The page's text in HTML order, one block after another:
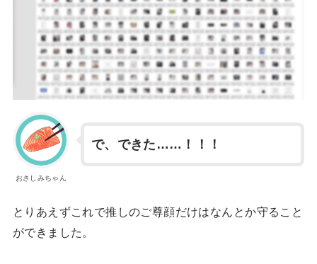
おさしみちゃん
で、できた……！！！
とりあえずこれで推しのご尊顔だけはなんとか守ること
ができました。